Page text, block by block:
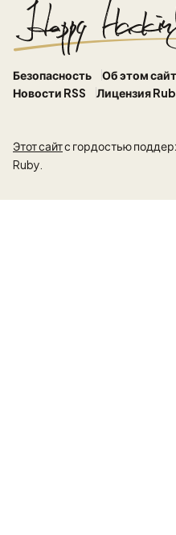
Безопасность Об этом
Новости RSS
Лицензия
Этот сайтс гордостью
Ruby.